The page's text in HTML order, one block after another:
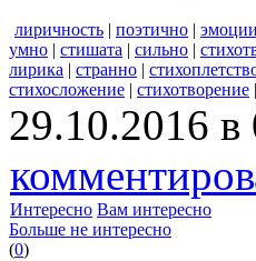
лиричность | поэтично | эмоции
умно | стишата | сильно |
лирика | странно |
стихосложение | стихотворение |
29.10.2016 в
Интересно Вам интересно
Больше не интересно
(0)